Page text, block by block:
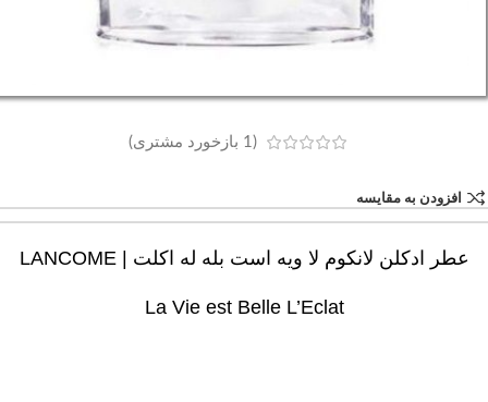
(
1 بازخورد مشتری)
افزودن به مقایسه
عطر ادکلن لانکوم لا ویه است بله له اکلت | LANCOME
La Vie est Belle L’Eclat